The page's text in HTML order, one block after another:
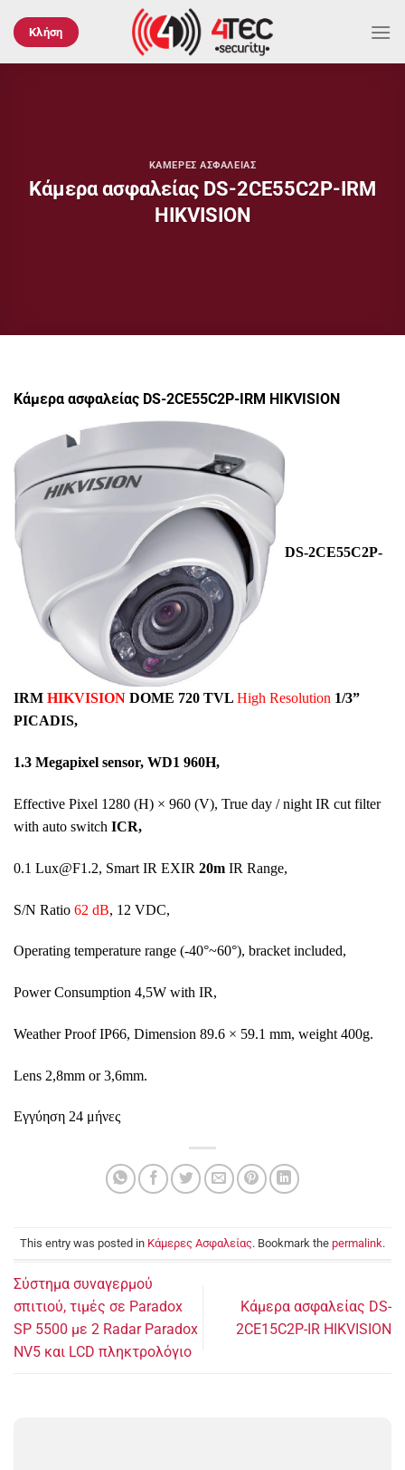
στο
Κλήση
ΚΆΜΕΡΕΣ ΑΣΦΑΛΕΊΑΣ
Κάμερα ασφαλείας DS-2CE55C2P-IRM
HIKVISION
Κάμερα ασφαλείας DS-2CE55C2P-IRM HIKVISION
DS-2CE55C2P-
IRM HIKVISION DOME 720 TVL High Resolution 1/3”
PICADIS,
1.3 Megapixel sensor, WD1 960H,
Effective Pixel 1280 (H) × 960 (V), True day / night IR cut filter
with auto switch ICR,
0.1 Lux@F1.2, Smart IR EXIR 20m IR Range,
S/N Ratio 62 dB, 12 VDC,
Οperating temperature range (-40°~60°), bracket included,
Power Consumption 4,5W with IR,
Weather Proof IP66, Dimension 89.6 × 59.1 mm, weight 400g.
Lens 2,8mm or 3,6mm.
Εγγύηση 24 μήνες
This entry was posted in Κάμερες Ασφαλείας. Bookmark the permalink.
Σύστημα συναγερμού
σπιτιού, τιμές σε Paradox
SP 5500 με 2 Radar Paradox
NV5 και LCD πληκτρολόγιο
Κάμερα ασφαλείας DS-
2CE15C2P-IR HIKVISION